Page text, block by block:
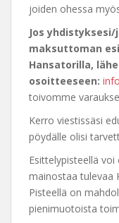
joiden ohessa
Jos
maksuttoman
Hansatorilla,
osoitteeseen:
toivomme
Kerro viestissäsi
pöydälle olisi
Esittelypisteellä
mainostaa tulevaa
Pisteellä on
pienimuotoista